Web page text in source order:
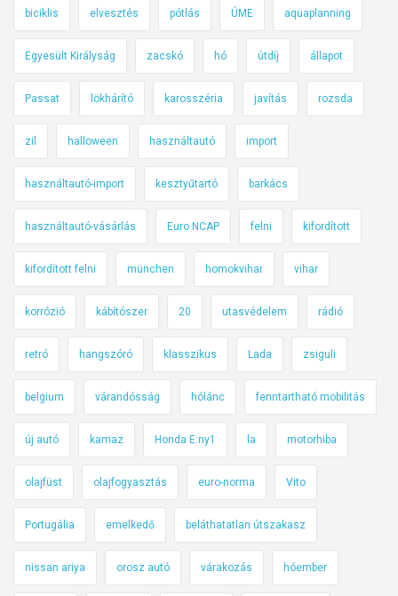
biciklis elvesztés pótlás ÚME aquaplanning
Egyesült Királyság zacskó hó útdíj állapot
Passat lökhárító karosszéria javítás rozsda
zil halloween használtautó import
használtautó-import kesztyűtartó barkács
használtautó-vásárlás Euro NCAP felni kifordított
kifordított felni münchen homokvihar vihar
korrózió kábítószer 20 utasvédelem rádió
retró hangszóró klasszikus Lada zsiguli
belgium várandósság hólánc fenntartható mobilitás
új autó kamaz Honda E:ny1 la motorhiba
olajfüst olajfogyasztás euro-norma Vito
Portugália emelkedő beláthatatlan útszakasz
nissan ariya orosz autó várakozás hóember